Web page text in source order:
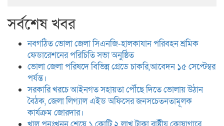
সর্বশেষ খবর
নবগঠিত ভোলা জেলা সিএনজি-হালকাযান পরিবহন শ্রমিক
ফেডারেশনের পরিচিতি সভা অনুষ্ঠিত
ভোলা জেলা পরিষদে বিভিন্ন গ্রেডে চাকরি,আবেদন ১৫ সেপ্টেম্বর
পর্যন্ত।
সরকারি খরচে আইনগত সহায়তা পৌঁছে দিতে ভোলায় উঠান
বৈঠক, জেলা লিগ্যাল এইড অফিসের জনসচেতনতামূলক
কার্যক্রম জোরদার।